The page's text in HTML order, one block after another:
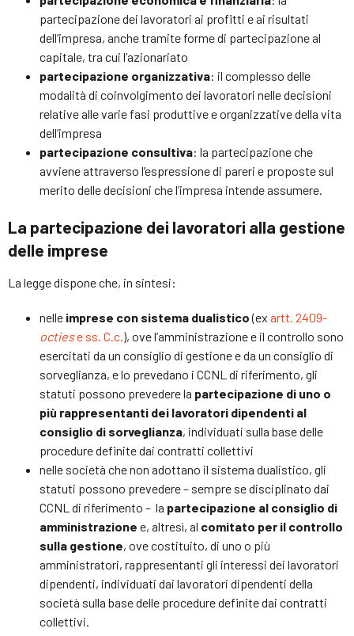
partecipazione dei lavoratori ai profitti e ai risultati
dell’impresa, anche tramite forme di partecipazione al
capitale, tra cui l’azionariato
partecipazione organizzativa: il complesso delle
modalità di coinvolgimento dei lavoratori nelle decisioni
relative alle varie fasi produttive e organizzative della vita
dell’impresa
partecipazione consultiva: la partecipazione che
avviene attraverso l’espressione di pareri e proposte sul
merito delle decisioni che l’impresa intende assumere.
La partecipazione dei lavoratori alla gestione
delle imprese
La legge dispone che, in sintesi:
nelle imprese con sistema dualistico(ex artt. 2409-
octiese ss. C.c.), ove l’amministrazione e il controllo sono
esercitati da un consiglio di gestione e da un consiglio di
sorveglianza, e lo prevedano i CCNL di riferimento, gli
statuti possono prevedere la partecipazione di uno o
più rappresentanti dei lavoratori dipendenti al
consiglio di sorveglianza, individuati sulla base delle
procedure definite dai contratti collettivi
nelle società che non adottano il sistema dualistico, gli
statuti possono prevedere – sempre se disciplinato dai
CCNL di riferimento – la partecipazione al consiglio di
amministrazione e, altresì, al comitato per il controllo
sulla gestione, ove costituito, di uno o più
amministratori, rappresentanti gli interessi dei lavoratori
dipendenti, individuati dai lavoratori dipendenti della
società sulla base delle procedure definite dai contratti
collettivi.